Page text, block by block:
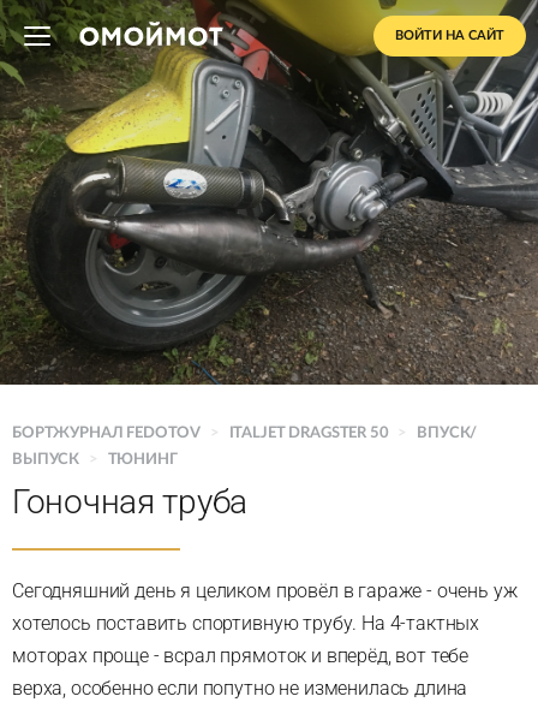
ВОЙТИ НА САЙТ
БОРТЖУРНАЛ FEDOTOV > ITALJET DRAGSTER 50 >
ВПУСК/
ВЫПУСК
> ТЮНИНГ
Гоночная труба
Сегодняшний день я целиком провёл в гараже - очень уж
хотелось поставить спортивную трубу. На 4-тактных
моторах проще - всрал прямоток и вперёд, вот тебе
верха, особенно если попутно не изменилась длина